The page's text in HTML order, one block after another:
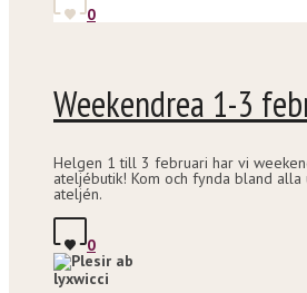
0
Weekendrea 1-3
Helgen 1 till 3 februari har vi
ateljébutik! Kom och fynda bland
ateljén.
0
lyxwicci